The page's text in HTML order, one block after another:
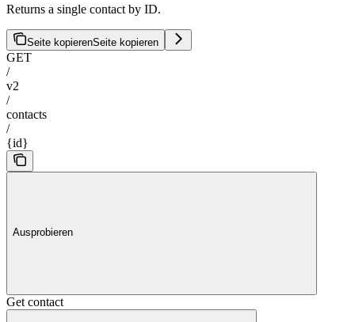
Returns a single contact by ID.
Seite kopierenSeite kopieren
GET
/
v2
/
contacts
/
{id}
Ausprobieren
Get contact